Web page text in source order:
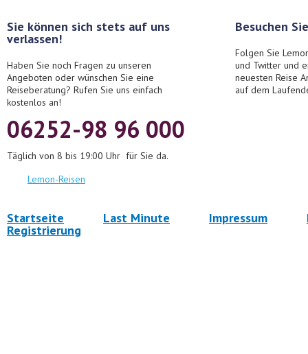
Sie können sich stets auf uns
verlassen!
Haben Sie noch Fragen zu unseren
Angeboten oder wünschen Sie eine
Reiseberatung? Rufen Sie uns einfach
kostenlos an!
06252-98 96 000
Täglich von 8 bis 19:00 Uhr für Sie da.
Lemon-Reisen
Besuchen
Folgen Sie
und Twitter und
neuesten Reise
auf dem
Startseite Last Minute Impressum
Registrierung